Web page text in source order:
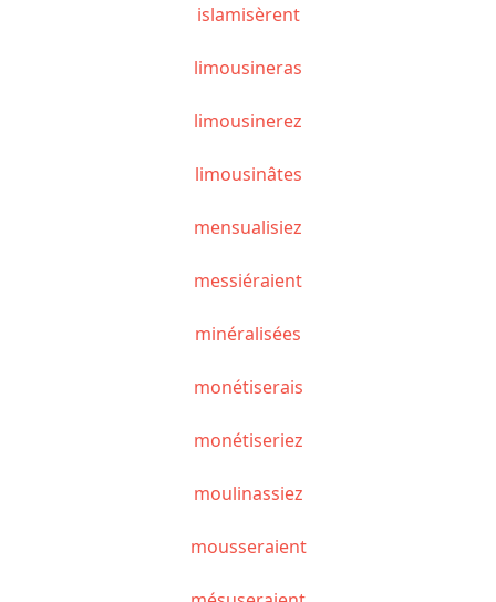
islamisèrent
limousineras
limousinerez
limousinâtes
mensualisiez
messiéraient
minéralisées
monétiserais
monétiseriez
moulinassiez
mousseraient